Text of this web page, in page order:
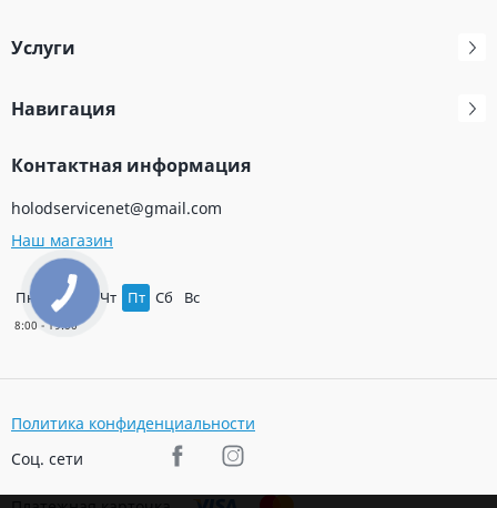
Услуги
Навигация
Контактная информация
holodservicenet@gmail.com
Наш магазин
Пн Вт Ср Чт Пт Сб Вс
Политика конфиденциальности
Соц. сети